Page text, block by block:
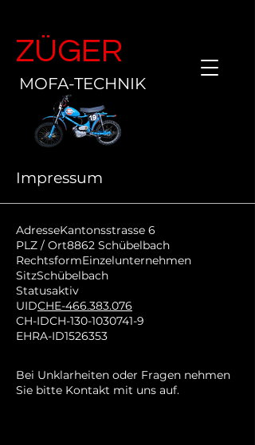
ZÜGER
MOFA-TECHNIK
Impressum
AdresseKantonsstrasse 6
PLZ / Ort8862 Schübelbach
RechtsformEinzelunternehmen
SitzSchübelbach
Statusaktiv
UIDCHE-466.383.076
CH-IDCH-130-1030741-9
EHRA-ID1526353
Bei Unklarheiten oder Fragen nehmen
Sie bitte Kontakt mit uns auf.